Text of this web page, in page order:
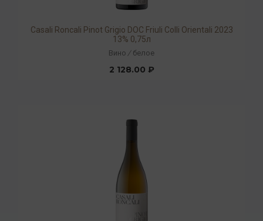
Casali Roncali Pinot Grigio DOC Friuli Colli Orientali 2023
13% 0,75л
Вино / белое
2 128.00 ₽